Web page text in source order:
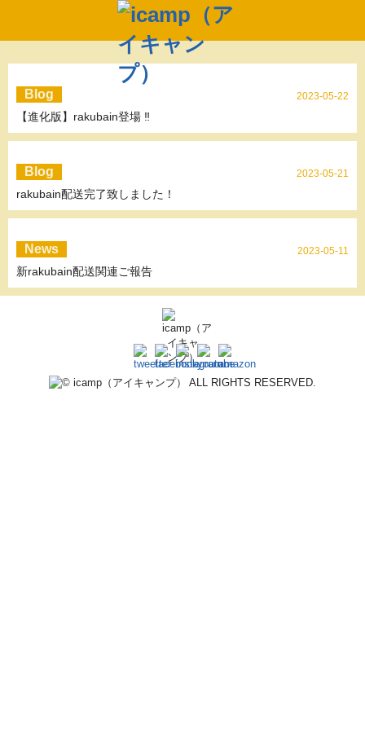
Blog 2023-05-22
【進化版】rakubain登場 ‼
Blog 2023-05-21
rakubain配送完了致しました！
News 2023-05-11
新rakubain配送関連ご報告